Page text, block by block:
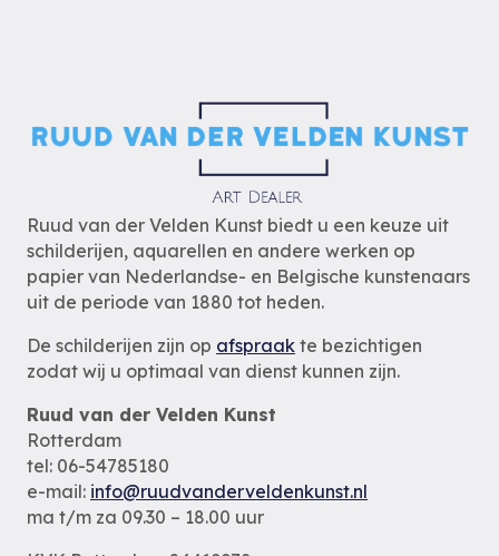
Ruud van der Velden Kunst biedt u een keuze uit
schilderijen, aquarellen en andere werken op
papier van Nederlandse- en Belgische kunstenaars
uit de periode van 1880 tot heden.
De schilderijen zijn op afspraak te bezichtigen
zodat wij u optimaal van dienst kunnen zijn.
Ruud van der Velden Kunst
Rotterdam
tel: 06-54785180
e-mail: info@ruudvanderveldenkunst.nl
ma t/m za 09.30 – 18.00 uur